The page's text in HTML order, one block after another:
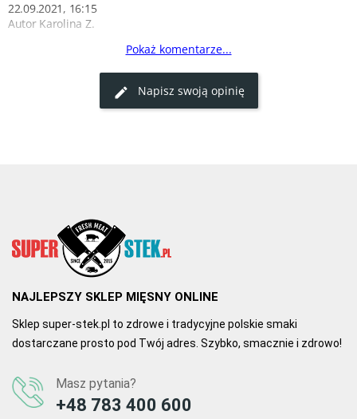
22.09.2021, 16:15
Autor Karolina Z.
Sos all’arrabiata to prawdziwa pikantna uczta. Idealny do
makaronów i pizzy. Polecam!
Pokaż komentarze...
Napisz swoją opinię
NAJLEPSZY SKLEP MIĘSNY ONLINE
Sklep super-stek.pl to zdrowe i tradycyjne polskie smaki
dostarczane prosto pod Twój adres. Szybko, smacznie i zdrowo!
Masz pytania?
+48 783 400 600